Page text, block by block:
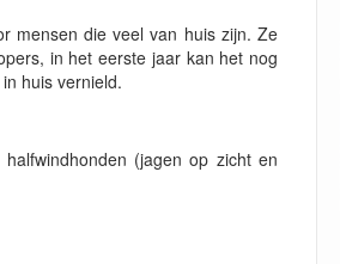
mensen die veel van huis zijn. Ze
in het eerste jaar kan het nog
huis vernield.
(jagen op zicht en